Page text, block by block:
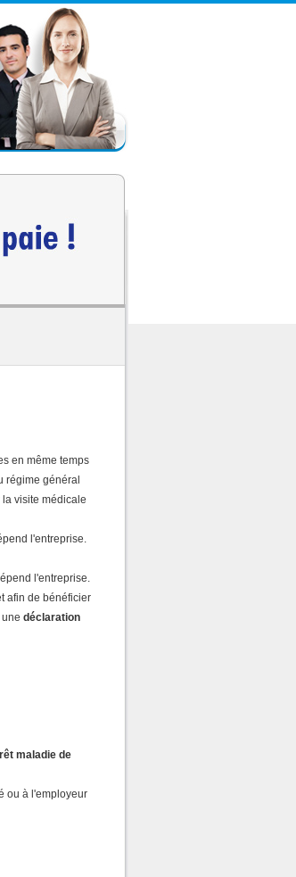
en même temps
régime général
visite médicale
l'entreprise.
l'entreprise.
afin de bénéficier
déclaration
maladie de
ou à l'employeur